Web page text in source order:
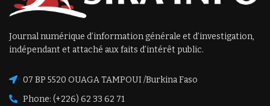
Journal numérique d’information générale et d’investigation,
indépendant et attaché aux faits d’intérêt public.
07 BP 5520 OUAGA TAMPOUI /Burkina Faso
Phone: (+226) 62 33 62 71